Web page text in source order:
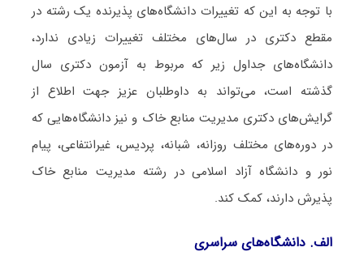
با توجه به این که تغییرات دانشگاه‌های پذیرنده یک رشته در
مقطع دکتری در سال‌های مختلف تغییرات زیادی ندارد،
دانشگاه‌های جداول زیر که مربوط به آزمون دکتری سال
گذشته است، می‌تواند به داوطلبان عزیز جهت اطلاع از
گرایش‌های دکتری مدیریت ﻣﻨﺎﺑﻊ ﺧﺎک و نیز دانشگاه‌هایی که
در دوره‌های مختلف روزانه، شبانه، پردیس، غیرانتفاعی، پیام
نور و دانشگاه آزاد اﺳﻼمی در رشته مدیریت ﻣﻨﺎﺑﻊ ﺧﺎک
پذیرش دارند، کمک کند.
الف. دانشگاه‌های سراسری